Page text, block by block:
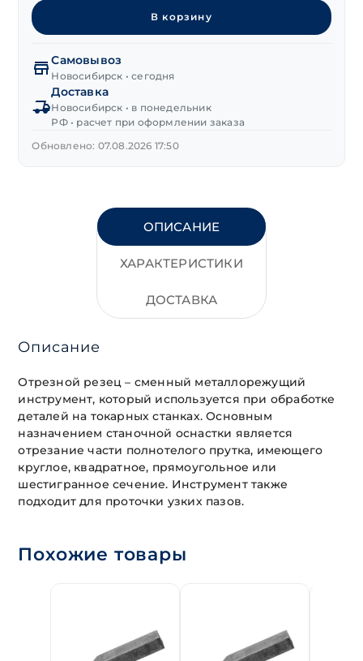
Резец
токарный
6х6х80 мм
Т5К10
левый
В корзину
Самовывоз
Новосибирск • сегодня
Доставка
Новосибирск • в понедельник
РФ • расчет при оформлении заказа
Обновлено: 07.08.2026 17:50
ОПИСАНИЕ
ХАРАКТЕРИСТИКИ
ДОСТАВКА
Описание
Отрезной резец – сменный металлорежущий
инструмент, который используется при обработке
деталей на токарных станках. Основным
назначением станочной оснастки является
отрезание части полнотелого прутка, имеющего
круглое, квадратное, прямоугольное или
шестигранное сечение. Инструмент также
подходит для проточки узких пазов.
Похожие товары